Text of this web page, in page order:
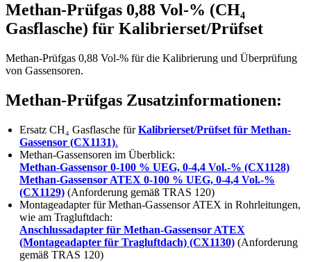
Methan-Prüfgas 0,88 Vol-% (CH₄
Gasflasche) für Kalibrierset/Prüfset
Methan-Prüfgas 0,88 Vol-% für die Kalibrierung und Überprüfung
von Gassensoren.
Methan-Prüfgas Zusatzinformationen:
Ersatz CH₄ Gasflasche fürKalibrierset/Prüfset für Methan-
Gassensor (CX1131).
Methan-Gassensoren im Überblick:
Methan-Gassensor 0-100 % UEG, 0-4,4 Vol.-% (CX1128)
Methan-Gassensor ATEX 0-100 % UEG, 0-4,4 Vol.-%
(CX1129) (Anforderung gemäß TRAS 120)
Montageadapter für Methan-Gassensor ATEX in Rohrleitungen,
wie am Tragluftdach:
Anschlussadapter für Methan-Gassensor ATEX
(Montageadapter für Tragluftdach) (CX1130) (Anforderung
gemäß TRAS 120)